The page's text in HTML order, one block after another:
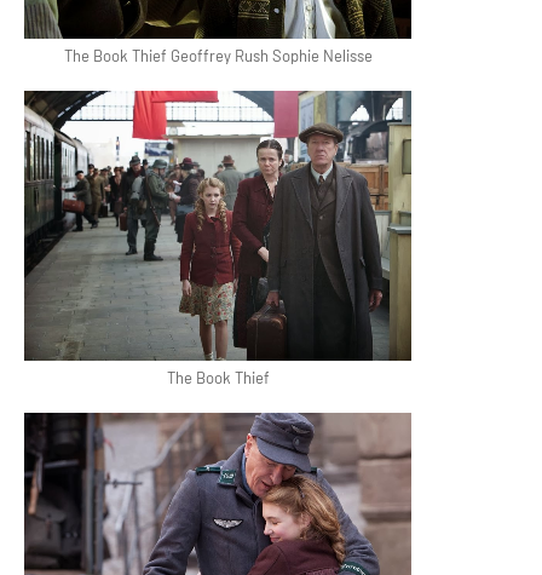
The Book Thief Geoffrey Rush Sophie Nelisse
The Book Thief